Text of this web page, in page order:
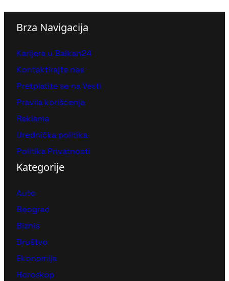
Brza Navigacija
Karijera u Balkan24
Kontaktirajte nas
Pretplatite se na Vesti
Pravila korišćenja
Reklama
Urednička politika
Politika Privatnosti
Kategorije
Auto
Beograd
Biznis
Društvo
Ekonomija
Horoskop